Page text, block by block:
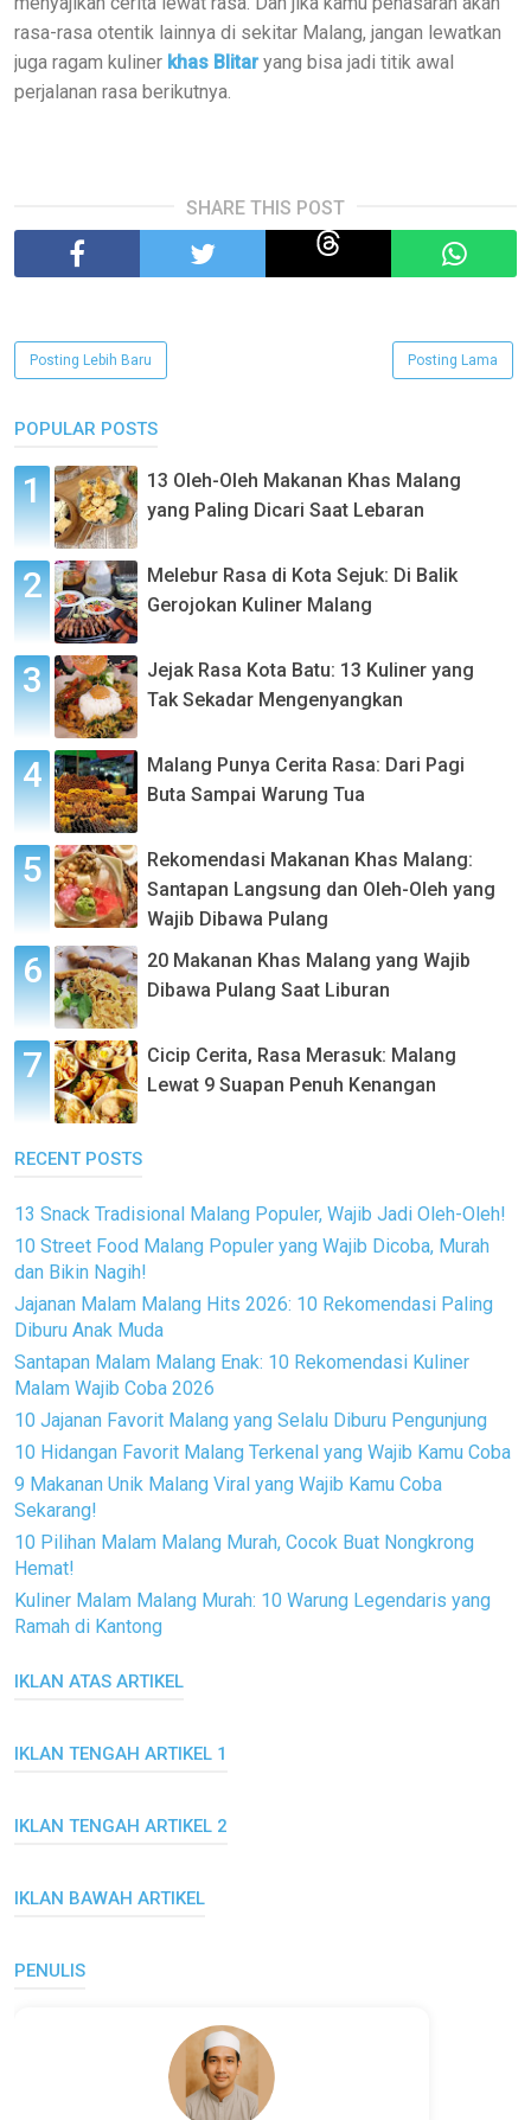
rasa-rasa otentik lainnya di sekitar Malang, jangan lewatkan
juga ragam kuliner khas Blitaryang bisa jadi titik awal
perjalanan rasa berikutnya.
SHARE THIS POST
Posting Lebih Baru Posting Lama
POPULAR POSTS
13 Oleh-Oleh Makanan Khas Malang
yang Paling Dicari Saat Lebaran
Melebur Rasa di Kota Sejuk: Di Balik
Gerojokan Kuliner Malang
Jejak Rasa Kota Batu: 13 Kuliner yang
Tak Sekadar Mengenyangkan
Malang Punya Cerita Rasa: Dari Pagi
Buta Sampai Warung Tua
Rekomendasi Makanan Khas Malang:
Santapan Langsung dan Oleh-Oleh yang
Wajib Dibawa Pulang
20 Makanan Khas Malang yang Wajib
Dibawa Pulang Saat Liburan
Cicip Cerita, Rasa Merasuk: Malang
Lewat 9 Suapan Penuh Kenangan
RECENT POSTS
13 Snack Tradisional Malang Populer, Wajib Jadi Oleh-Oleh!
10 Street Food Malang Populer yang Wajib Dicoba, Murah
dan Bikin Nagih!
Jajanan Malam Malang Hits 2026: 10 Rekomendasi Paling
Diburu Anak Muda
Santapan Malam Malang Enak: 10 Rekomendasi Kuliner
Malam Wajib Coba 2026
10 Jajanan Favorit Malang yang Selalu Diburu Pengunjung
10 Hidangan Favorit Malang Terkenal yang Wajib Kamu Coba
9 Makanan Unik Malang Viral yang Wajib Kamu Coba
Sekarang!
10 Pilihan Malam Malang Murah, Cocok Buat Nongkrong
Hemat!
Kuliner Malam Malang Murah: 10 Warung Legendaris yang
Ramah di Kantong
IKLAN ATAS ARTIKEL
IKLAN TENGAH ARTIKEL 1
IKLAN TENGAH ARTIKEL 2
IKLAN BAWAH ARTIKEL
PENULIS